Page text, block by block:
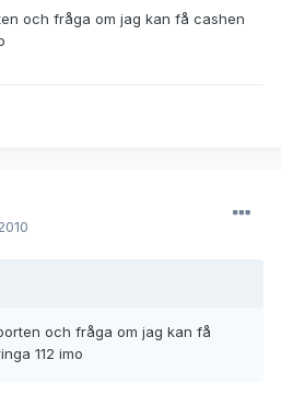
och fråga om jag kan få cashen
och fråga om jag kan få
112 imo